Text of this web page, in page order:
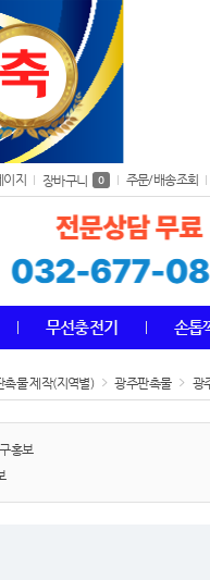
이지 장바구니 0 주문/배송조회
무선충전기 손톱
촉물 제작(지역별) 광주판촉물 광
홍보